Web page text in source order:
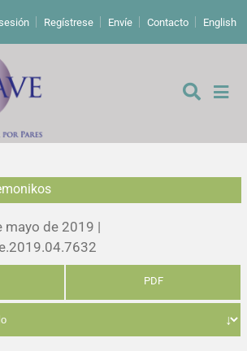
Regístrese Envíe Contacto English
mayo de 2019 |
PDF